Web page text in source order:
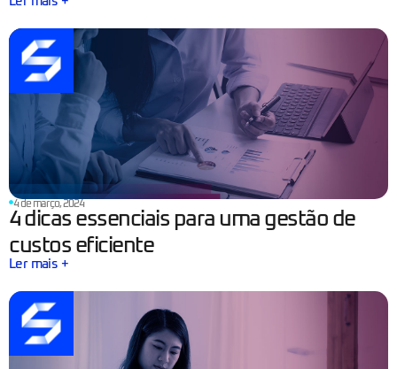
4 de março, 2024
4 dicas essenciais para uma gestão de
custos eficiente
Ler mais +